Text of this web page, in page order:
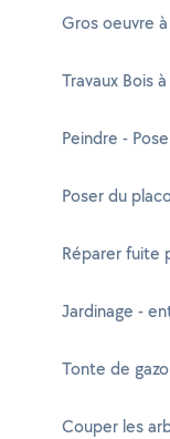
Gros oeuvre
Travaux Bois
Peindre -
Poser du
Réparer fuite
Jardinage -
Tonte de
Couper les